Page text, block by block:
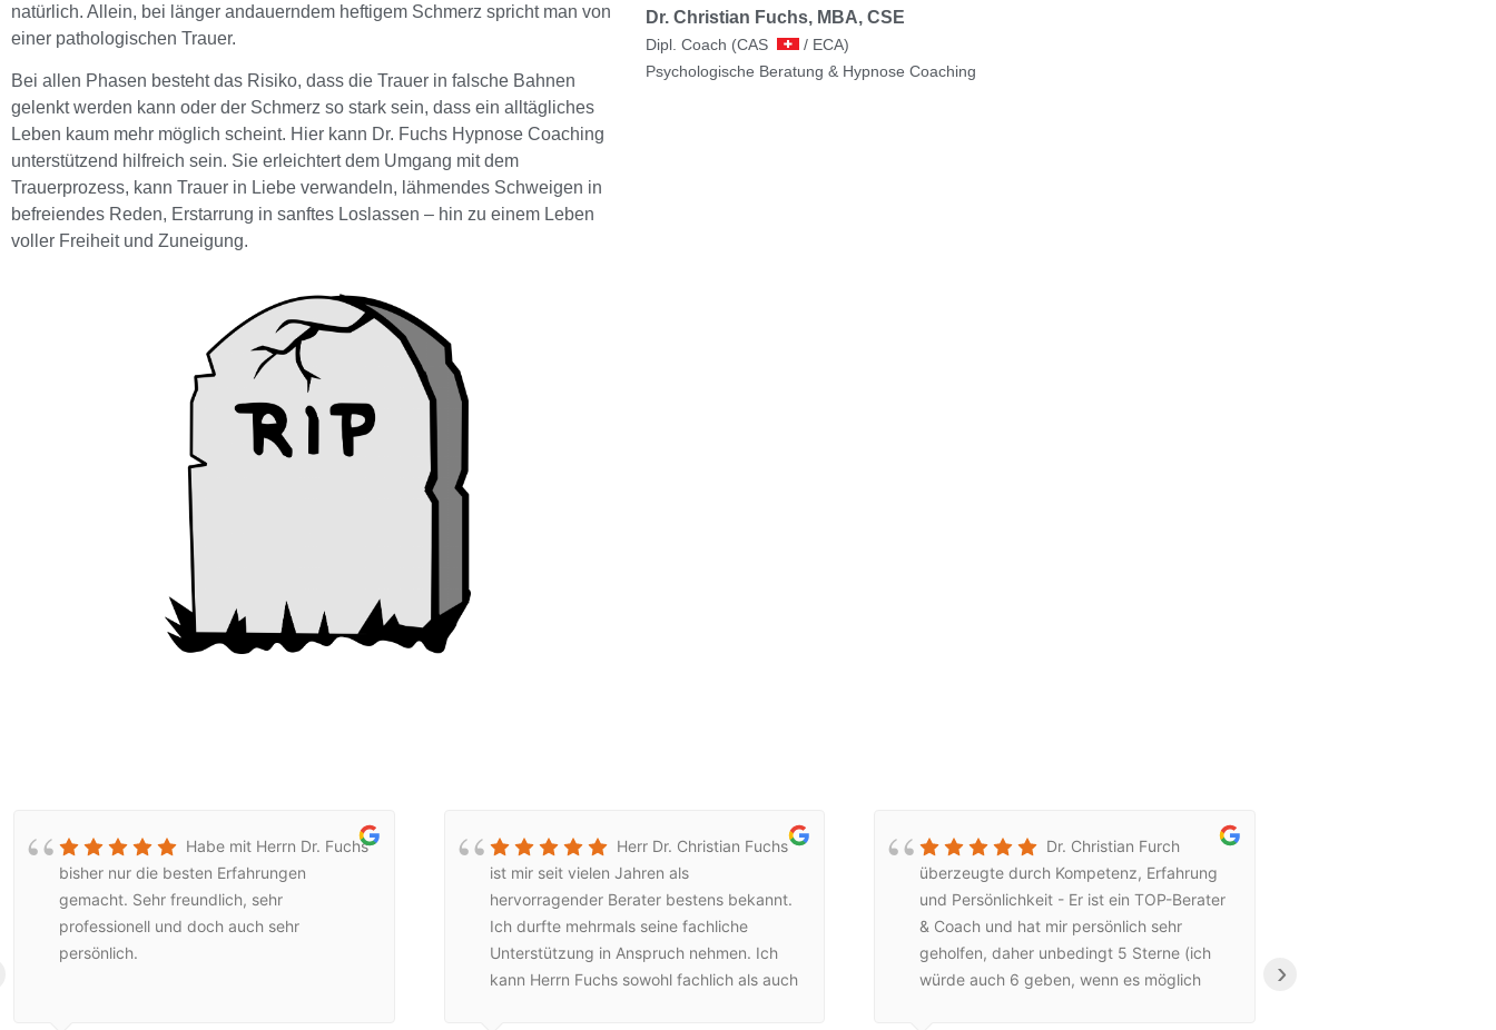
natürlich. Allein, bei länger andauerndem heftigem Schmerz spricht man von
einer pathologischen Trauer.
Bei allen Phasen besteht das Risiko, dass die Trauer in falsche Bahnen
gelenkt werden kann oder der Schmerz so stark sein, dass ein alltägliches
Leben kaum mehr möglich scheint. Hier kann Dr. Fuchs Hypnose Coaching
unterstützend hilfreich sein. Sie erleichtert dem Umgang mit dem
Trauerprozess, kann Trauer in Liebe verwandeln, lähmendes Schweigen in
befreiendes Reden, Erstarrung in sanftes Loslassen – hin zu einem Leben
voller Freiheit und Zuneigung.
Dr. Christian Fuchs, MBA, CSE
Dipl. Coach (CAS
/ ECA)
Psychologische Beratung & Hypnose Coaching
Habe mit Herrn Dr. Fuchs
bisher nur die besten Erfahrungen
gemacht. Sehr freundlich, sehr
professionell und doch auch sehr
persönlich.
Herr Dr. Christian Fuchs
ist mir seit vielen Jahren als
hervorragender Berater bestens bekannt.
Ich durfte mehrmals seine fachliche
Unterstützung in Anspruch nehmen. Ich
kann Herrn Fuchs sowohl fachlich als auch
Dr. Christian Furch
überzeugte durch Kompetenz, Erfahrung
und Persönlichkeit - Er ist ein TOP-Berater
& Coach und hat mir persönlich sehr
geholfen, daher unbedingt 5 Sterne (ich
würde auch 6 geben, wenn es möglich
›